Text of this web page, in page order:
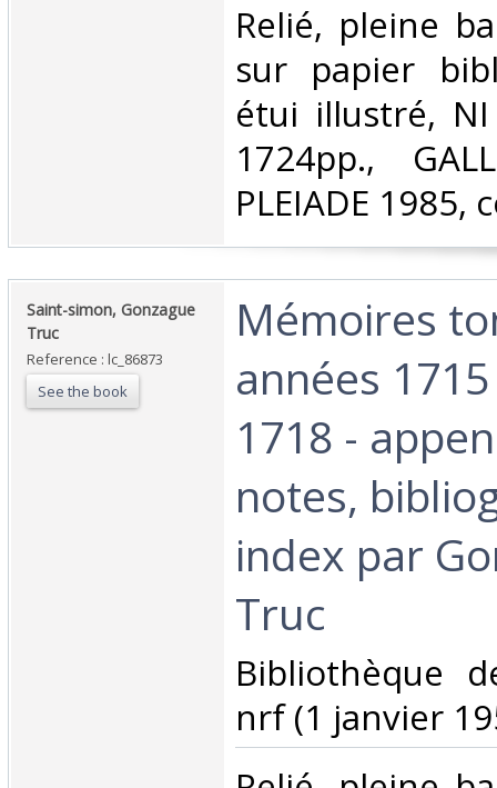
‎Relié, pleine
sur papier
étui illustré,
1724pp.,
PLEIADE 1985,
‎Saint-simon, Gonzague
Truc‎
Reference : lc_86873
See the book
‎Mémoires
années
1718 -
notes,
index par
Truc‎
‎Bibliothèque
nrf (1 janvier